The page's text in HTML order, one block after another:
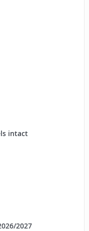
intact
2027